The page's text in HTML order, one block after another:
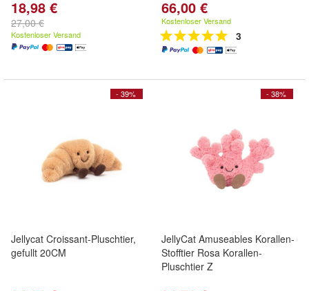
18,98 €
27,00 €
Kostenloser Versand
66,00 €
Kostenloser Versand
3
- 39%
Jellycat Croissant-Pluschtier,
gefullt 20CM
- 38%
JellyCat Amuseables Korallen-
Stofftier Rosa Korallen-
Pluschtier Z